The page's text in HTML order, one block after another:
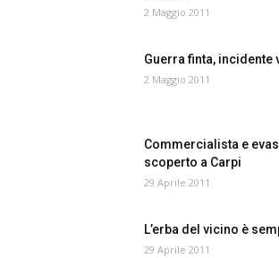
2 Maggio 2011
Guerra finta, incidente
2 Maggio 2011
Commercialista e
scoperto a Carpi
29 Aprile 2011
L’erba del vicino è
29 Aprile 2011